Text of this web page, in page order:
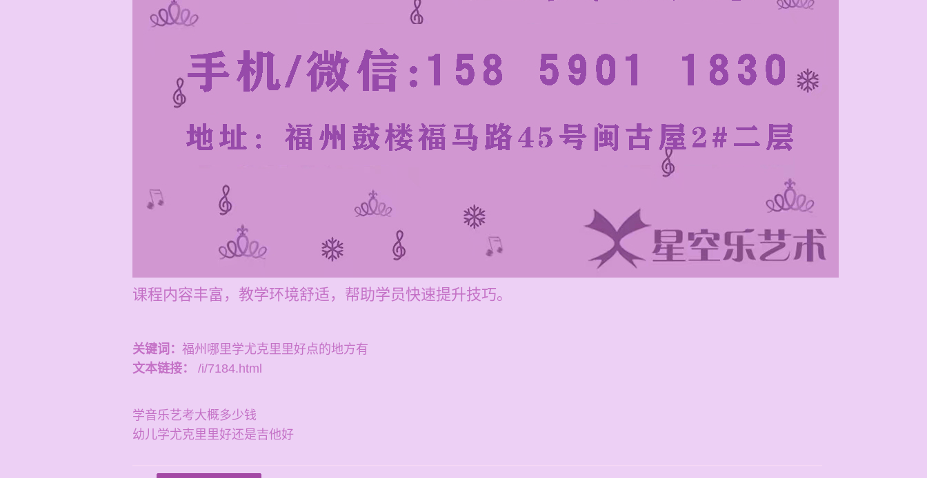
课程内容丰富，教学环境舒适，帮助学员快速提升技巧。
关键词： 福州哪里学尤克里里好点的地方有
文本链接：
/i/7184.html
学音乐艺考大概多少钱
幼儿学尤克里里好还是吉他好